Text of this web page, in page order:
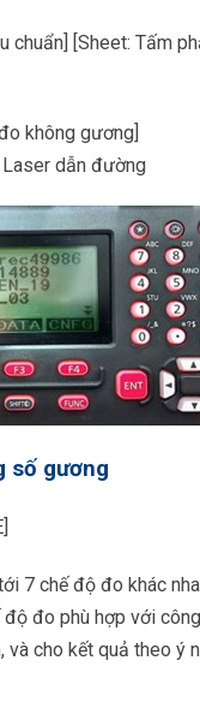
chuẩn] [Sheet: Tấm
không gương]
dẫn đường
số gương
7 chế độ đo khác
độ đo phù hợp với
và cho kết quả theo ý